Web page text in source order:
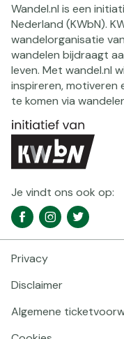
Wandel.nl is een
Nederland (KWbN).
wandelorganisatie
wandelen bijdraagt
leven. Met wandel.nl
inspireren, motiveren
te komen via
Je vindt ons ook op:
Social
media
navigatie
FacebookInstagramTwitter
Footer
Privacy
Disclaimer
Algemene